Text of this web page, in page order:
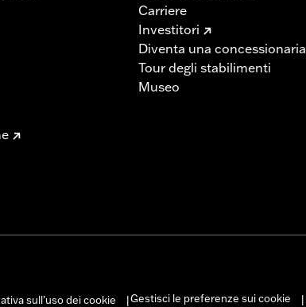
Carriere
Investitori
Diventa una concessionaria
Tour degli stabilimenti
Museo
sull’uso dei cookie Gestisci le preferenze sui cookie